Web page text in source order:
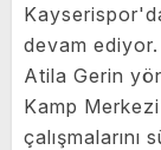
devam ediyor.
Atila Gerin
Kamp
çalışmalarını